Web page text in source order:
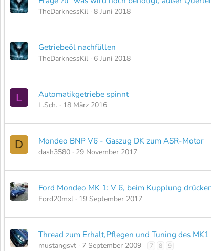
TheDarknessKil 8 Juni 2018
Getriebeöl nachfüllen
TheDarknessKil 6 Juni 2018
L Automatikgetriebe spinnt
L.Sch. 18 März 2016
D Mondeo BNP V6 - Gaszug DK zum ASR-Motor
dash3580 29 November 2017
Ford Mondeo MK 1: V 6, beim Kupplung
Ford20mxl 19 September 2017
Thread zum Erhalt,Pflegen und Tuning des MK1
mustangsvt 7 September 2009 7 8 9